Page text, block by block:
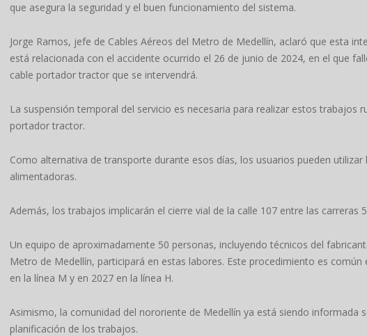
que asegura la seguridad y el buen funcionamiento del sistema.
Jorge Ramos, jefe de Cables Aéreos del Metro de Medellín, aclaró que esta
está relacionada con el accidente ocurrido el 26 de junio de 2024, en el que
cable portador tractor que se intervendrá.
La suspensión temporal del servicio es necesaria para realizar estos trabajos
portador tractor.
Como alternativa de transporte durante esos días, los usuarios pueden utilizar
alimentadoras.
Además, los trabajos implicarán el cierre vial de la calle 107 entre las carreras
Un equipo de aproximadamente 50 personas, incluyendo técnicos del
Metro de Medellín, participará en estas labores. Este procedimiento es
en la línea M y en 2027 en la línea H.
Asimismo, la comunidad del nororiente de Medellín ya está siendo informada
planificación de los trabajos.